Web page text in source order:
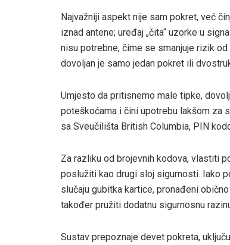
Najvažniji aspekt nije sam pokret, već
iznad antene; uređaj „čita“ uzorke u
nisu potrebne, čime se smanjuje rizik
dovoljan je samo jedan pokret ili
Umjesto da pritisnemo male tipke,
poteškoćama i čini upotrebu lakšom za
sa Sveučilišta British Columbia, PIN
Za razliku od brojevnih kodova, vlastiti
poslužiti kao drugi sloj sigurnosti. Iako
slučaju gubitka kartice, pronađeni
također pružiti dodatnu sigurnosnu
Sustav prepoznaje devet pokreta,